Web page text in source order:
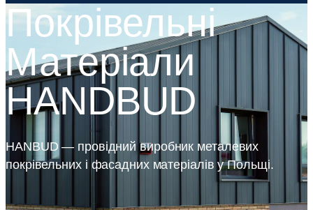
Покрівельні
Матеріали
HANDBUD
HANBUD — провідний виробник металевих
покрівельних і фасадних матеріалів у Польщі.